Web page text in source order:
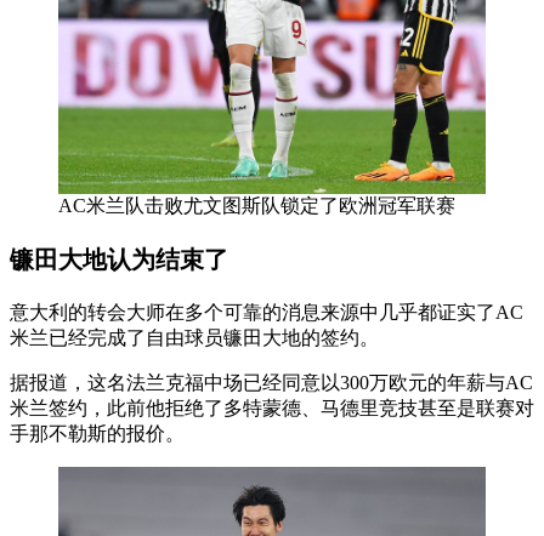
AC米兰队击败尤文图斯队锁定了欧洲冠军联赛
镰田大地认为结束了
意大利的转会大师在多个可靠的消息来源中几乎都证实了AC
米兰已经完成了自由球员镰田大地的签约。
据报道，这名法兰克福中场已经同意以300万欧元的年薪与AC
米兰签约，此前他拒绝了多特蒙德、马德里竞技甚至是联赛对
手那不勒斯的报价。